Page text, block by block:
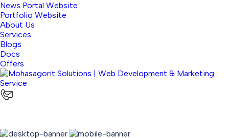
News Portal Website
Portfolio Website
About Us
Services
Blogs
Docs
Offers